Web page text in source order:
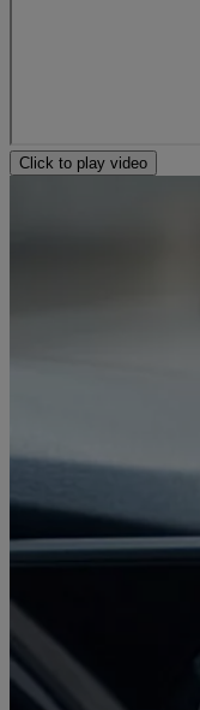
Click to play video